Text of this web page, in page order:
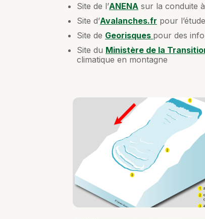
Site de l’ANENA sur la conduite
Site d’Avalanches.fr pour
Site de Georisques pour des
Site du Ministère de la
climatique en montagne